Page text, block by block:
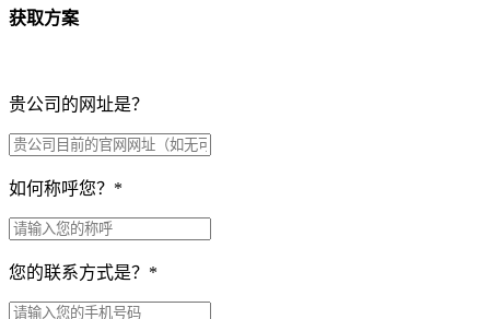
获取方案
贵公司的网址是？
如何称呼您？ *
您的联系方式是？ *